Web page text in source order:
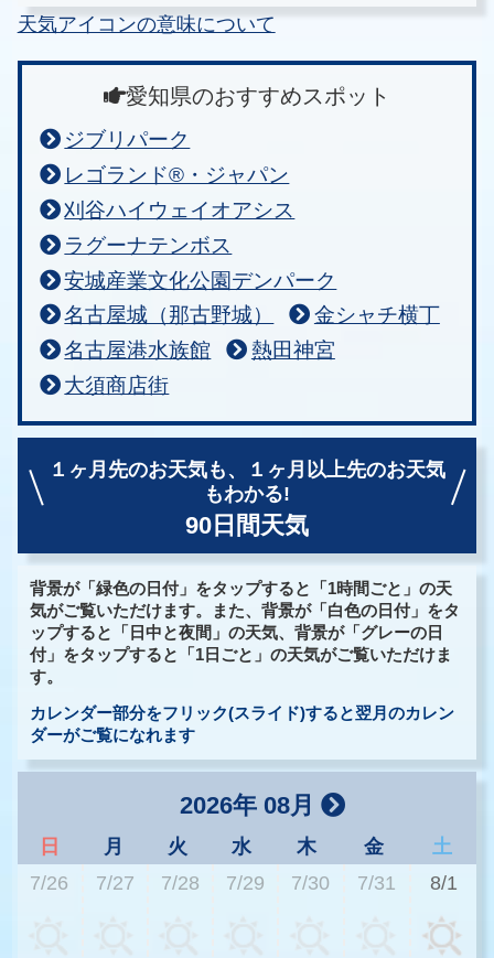
天気アイコンの意味について
愛知県のおすすめスポット
ジブリパーク
レゴランド®・ジャパン
刈谷ハイウェイオアシス
ラグーナテンボス
安城産業文化公園デンパーク
名古屋城（那古野城）
金シャチ横丁
名古屋港水族館
熱田神宮
大須商店街
１ヶ月先のお天気も、
１ヶ月以上先のお天気
もわかる!
90日間天気
背景が「緑色の日付」をタップすると「1時間ごと」の天
気がご覧いただけます。また、背景が「白色の日付」をタ
ップすると「日中と夜間」の天気、背景が「グレーの日
付」をタップすると「1日ごと」の天気がご覧いただけま
す。
カレンダー部分をフリック(スライド)すると翌月のカレン
ダーがご覧になれます
2026年 08月
日 月 火 水 木 金
土
7/26
7/27 7/28 7/29 7/30 7/31 8/1